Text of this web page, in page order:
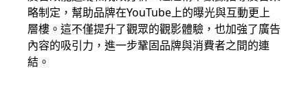
略制定，幫助品牌在YouTube上的曝光與互動更上
層樓。這不僅提升了觀眾的觀影體驗，也加強了廣告
內容的吸引力，進一步鞏固品牌與消費者之間的連
結。